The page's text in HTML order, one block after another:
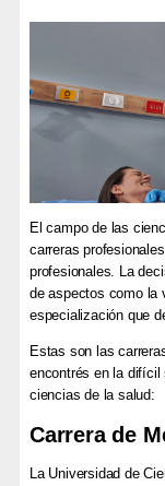
El campo de las
carreras
profesionales. La
de aspectos como la
especialización que
Estas son las
encontrés en la difícil
ciencias de la salud:
Carrera de
La Universidad de